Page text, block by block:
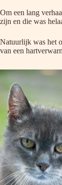
Om een lang
zijn en die was
Natuurlijk was het
van een